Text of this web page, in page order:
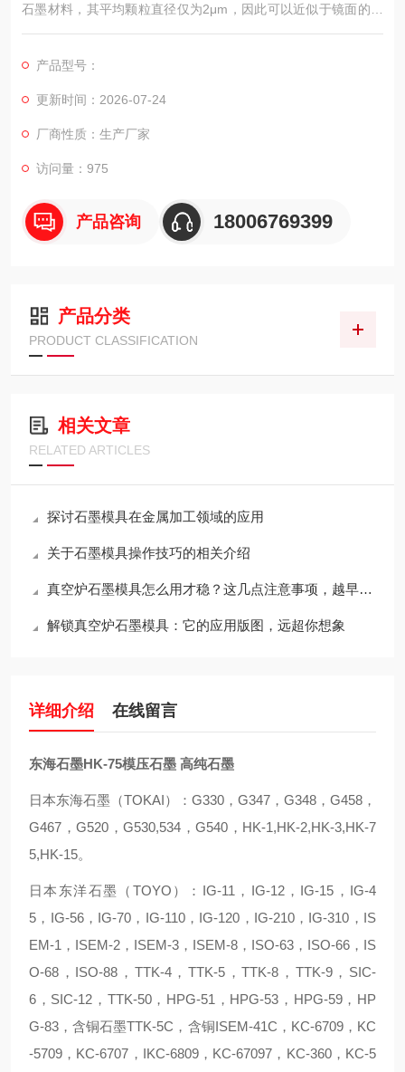
石墨材料，其平均颗粒直径仅为2μm，因此可以近似于镜面的表
面光洁度；同时具有良好的切削性能和优异的耐磨性，以及超高
产品型号：
更新时间：2026-07-24
厂商性质：生产厂家
访问量：975
产品咨询 18006769399
产品分类
PRODUCT CLASSIFICATION
相关文章
RELATED ARTICLES
探讨石墨模具在金属加工领域的应用
关于石墨模具操作技巧的相关介绍
真空炉石墨模具怎么用才稳？这几点注意事项，越早知道越省心
解锁真空炉石墨模具：它的应用版图，远超你想象
详细介绍 在线留言
东海石墨HK-75模压石墨 高纯石墨
日本东海石墨（TOKAI）：G330，G347，G348，G458，
G467，G520，G530,534，G540，HK-1,HK-2,HK-3,HK-7
5,HK-15。
日本东洋石墨（TOYO）：IG-11，IG-12，IG-15，IG-4
5，IG-56，IG-70，IG-110，IG-120，IG-210，IG-310，IS
EM-1，ISEM-2，ISEM-3，ISEM-8，ISO-63，ISO-66，IS
O-68，ISO-88，TTK-4，TTK-5，TTK-8，TTK-9，SIC-
6，SIC-12，TTK-50，HPG-51，HPG-53，HPG-59，HP
G-83，含铜石墨TTK-5C，含铜ISEM-41C，KC-6709，KC
-5709，KC-6707，IKC-6809，KC-67097，KC-360，KC-5